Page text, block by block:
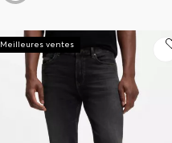
Meilleures ventes